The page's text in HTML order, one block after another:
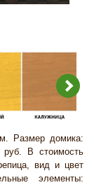
Размер домика:
В стоимость
вид и цвет
элементы: